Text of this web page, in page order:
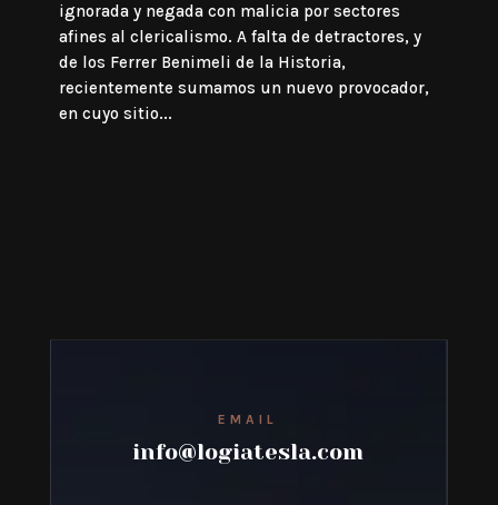
ignorada y negada con malicia por sectores
afines al clericalismo. A falta de detractores, y
de los Ferrer Benimeli de la Historia,
recientemente sumamos un nuevo provocador,
en cuyo sitio...
EMAIL
info@logiatesla.com